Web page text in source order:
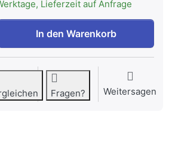
Lieferzeit auf Anfrage
GT380L Gefriertruhe weiss,
In den Warenkorb
Fragen? Weitersagen